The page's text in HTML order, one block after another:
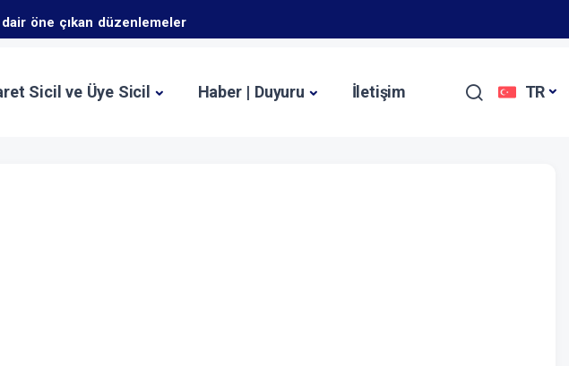
öne çıkan düzenlemeler
Sicil ve Üye Sicil Haber | Duyuru İletişim TR